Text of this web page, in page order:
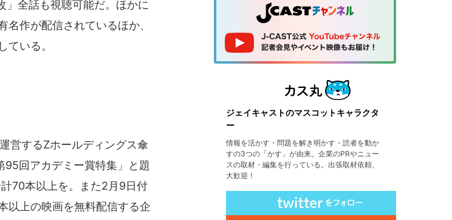
全話も視聴可能だ。ほかに
名作が配信されているほか、
ている。
営するZホールディングス傘
回アカデミー賞特集」と題
70本以上を。また2月9日付
以上の映画を無料配信する企
ジェイキャストのマスコットキャラクタ
ー
情報を活かす・問題を解き明かす・読者を動か
すの3つの「かす」が由来。企業のPRやニュー
スの取材・編集を行っている。出張取材依頼、
大歓迎！